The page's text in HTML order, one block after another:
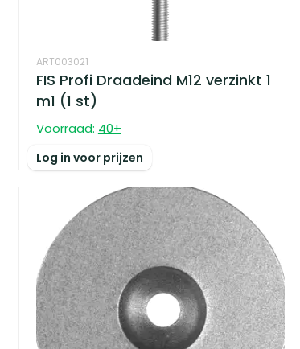
ART003021
FIS Profi Draadeind M12 verzinkt 1
m1 (1 st)
Voorraad: 40+
Log in voor prijzen